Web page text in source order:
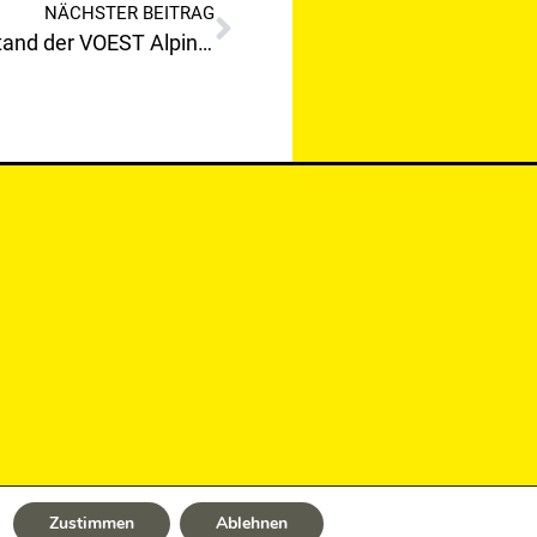
NÄCHSTER BEITRAG
Ein Weihnachtswunsch an den Vorstand der VOEST Alpine Donawitz Herrn Dipl.Ing.Dr.Kainersdorfer!
Zustimmen Ablehnen